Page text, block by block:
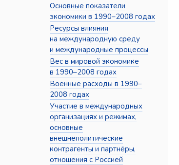
Основные показатели
экономики в 1990–2008 годах
Ресурсы влияния
на международную среду
и международные процессы
Вес в мировой экономике
в 1990–2008 годах
Военные расходы в 1990–
2008 годах
Участие в международных
организациях и режимах,
основные
внешнеполитические
контрагенты и партнёры,
отношения с Россией